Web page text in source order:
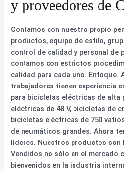
y proveedores de
Contamos con nuestro propio
productos, equipo de estilo,
control de calidad y personal de
contamos con estrictos
calidad para cada uno. Enfoque.
trabajadores tienen experiencia
para bicicletas eléctricas de alta
eléctricas de 48 V, bicicletas de
bicicletas eléctricas de 750
de neumáticos grandes. Ahora
líderes. Nuestros productos son
Vendidos no sólo en el mercado
bienvenidos en la industria